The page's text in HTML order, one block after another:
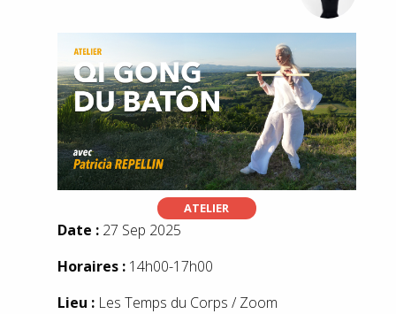
ATELIER
Date :27 Sep 2025
Horaires :14h00-17h00
Lieu : Les Temps du Corps / Zoom